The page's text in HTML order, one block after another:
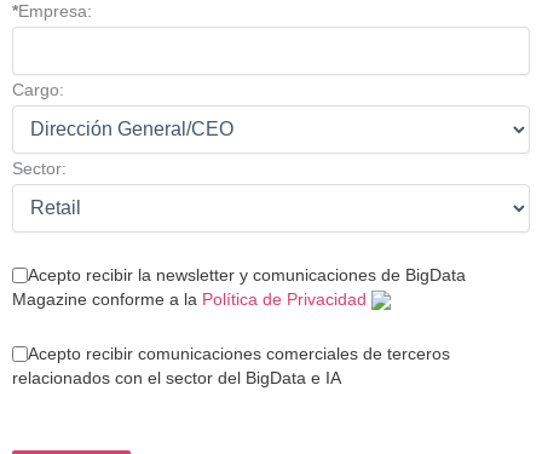
*Empresa:
Cargo:
Sector:
Acepto recibir la newsletter y comunicaciones de BigData
Magazine conforme a la Política de Privacidad
Acepto recibir comunicaciones comerciales de terceros
relacionados con el sector del BigData e IA